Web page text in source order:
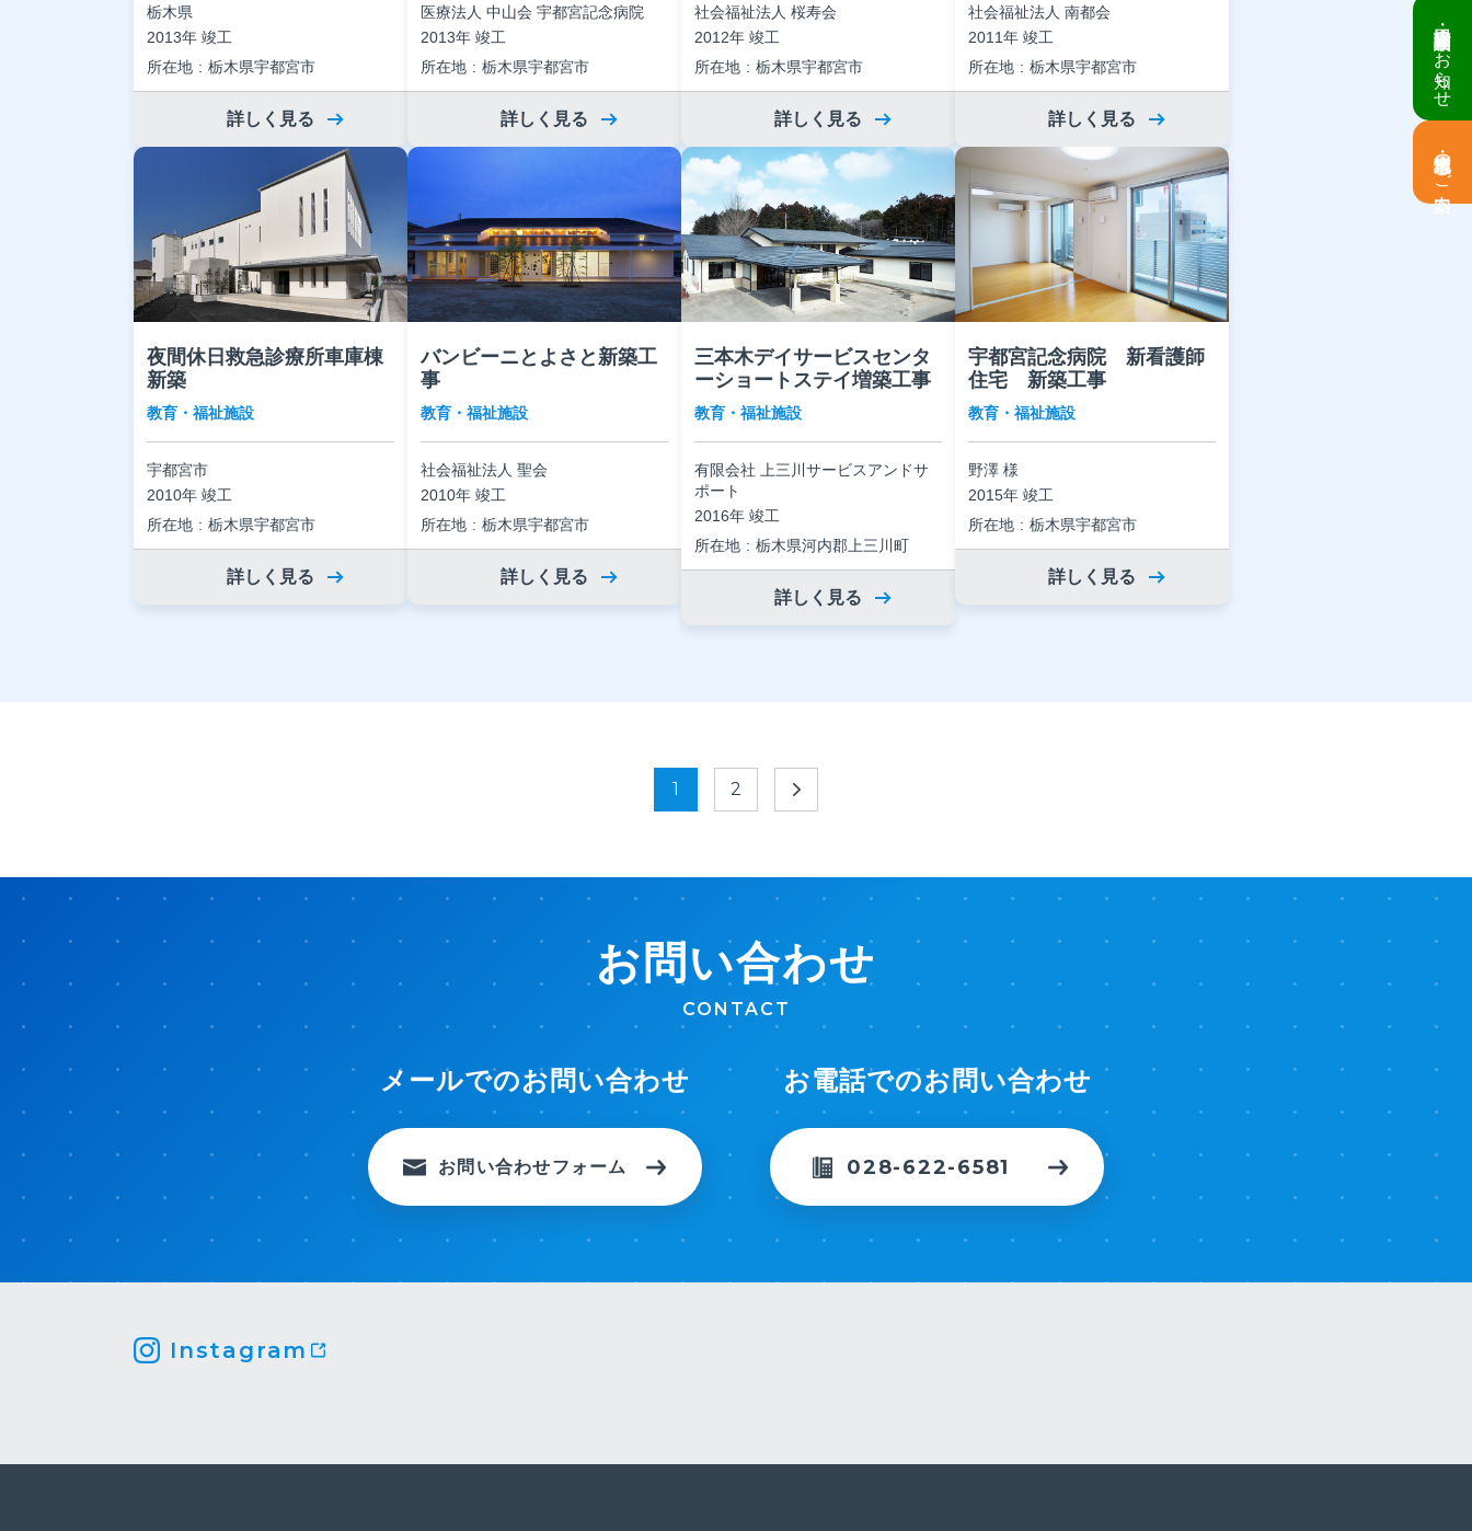
倉庫・工場建設 個別相談会のお知らせ
土地情報・事業用地のご案内
栃木県
2013年 竣工
所在地
栃木県宇都宮市
詳しく見る
医療法人 中山会 宇都宮記念病院
2013年 竣工
所在地
栃木県宇都宮市
詳しく見る
社会福祉法人 桜寿会
2012年 竣工
所在地
栃木県宇都宮市
詳しく見る
社会福祉法人 南都会
2011年 竣工
所在地
栃木県宇都宮市
詳しく見る
夜間休日救急診療所車庫棟
新築
教育・福祉施設
宇都宮市
2010年 竣工
所在地
栃木県宇都宮市
詳しく見る
バンビーニとよさと新築工
事
教育・福祉施設
社会福祉法人 聖会
2010年 竣工
所在地
栃木県宇都宮市
詳しく見る
三本木デイサービスセンタ
ーショートステイ増築工事
教育・福祉施設
有限会社 上三川サービスアンドサ
ポート
2016年 竣工
所在地
栃木県河内郡上三川町
詳しく見る
宇都宮記念病院 新看護師
住宅 新築工事
教育・福祉施設
野澤 様
2015年 竣工
所在地
栃木県宇都宮市
詳しく見る
1 2
お問い合わせ
CONTACT
メールでのお問い合わせ
お問い合わせフォーム
お電話でのお問い合わせ
028-622-6581
Instagram